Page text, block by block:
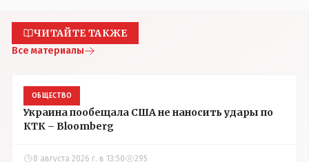
ЧИТАЙТЕ ТАКЖЕ
Все материалы
ОБЩЕСТВО
Украина пообещала США не наносить удары по
КТК – Bloomberg
8 августа 2026 г. в 13:50 295